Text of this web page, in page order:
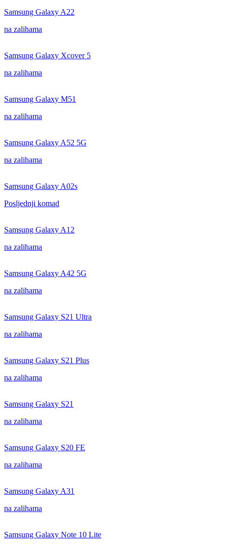
Samsung Galaxy A22
na zalihama
Samsung Galaxy Xcover 5
na zalihama
Samsung Galaxy M51
na zalihama
Samsung Galaxy A52 5G
na zalihama
Samsung Galaxy A02s
Posljednji komad
Samsung Galaxy A12
na zalihama
Samsung Galaxy A42 5G
na zalihama
Samsung Galaxy S21 Ultra
na zalihama
Samsung Galaxy S21 Plus
na zalihama
Samsung Galaxy S21
na zalihama
Samsung Galaxy S20 FE
na zalihama
Samsung Galaxy A31
na zalihama
Samsung Galaxy Note 10 Lite